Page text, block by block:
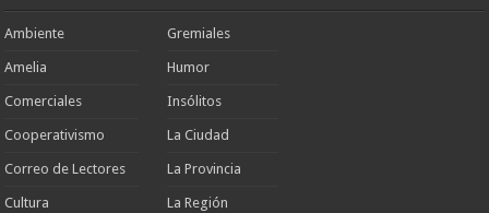
Ambiente
Amelia
Comerciales
Cooperativismo
Correo de Lectores
Cultura
Gremiales
Humor
Insólitos
La Ciudad
La Provincia
La Región